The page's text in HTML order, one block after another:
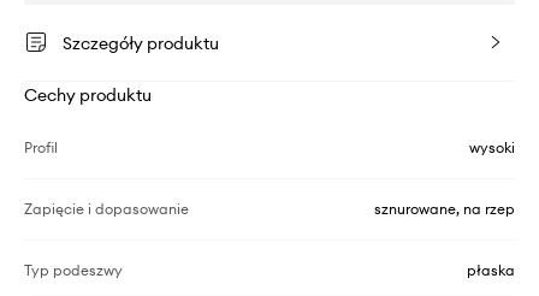
Szczegóły produktu
Cechy produktu
Profil wysoki
Zapięcie i dopasowanie sznurowane, na rzep
Typ podeszwy płaska